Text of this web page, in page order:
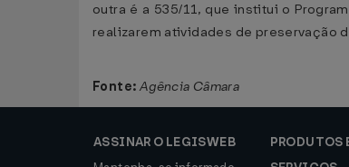
outra é a 535/11, que institui o
realizarem atividades de preservação
Fonte: Agência Câmara
ASSINAR O LEGISWEB
PRODUTOS